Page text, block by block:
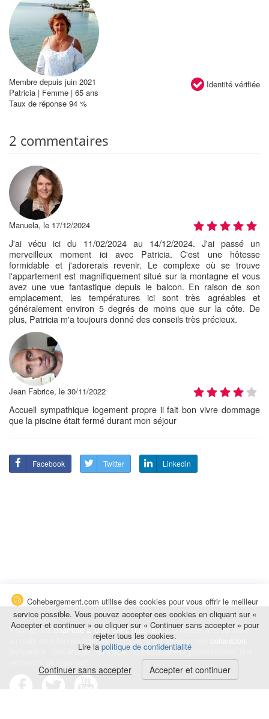
Identité vérifiée
Membre depuis juin 2021
Patricia | Femme | 65 ans
Taux de réponse 94 %
2 commentaires
Manuela, le 17/12/2024
J'ai vécu ici du 11/02/2024 au 14/12/2024. J'ai passé un
merveilleux moment ici avec Patricia. C'est une hôtesse
formidable et j'adorerais revenir. Le complexe où se trouve
l'appartement est magnifiquement situé sur la montagne et vous
avez une vue fantastique depuis le balcon. En raison de son
emplacement, les températures ici sont très agréables et
généralement environ 5 degrés de moins que sur la côte. De
plus, Patricia m'a toujours donné des conseils très précieux.
Jean Fabrice, le 30/11/2022
Accueil sympathique logement propre il fait bon vivre dommage
que la piscine était fermé durant mon séjour
Facebook Twitter Linkedin
Trouvez unechambre à louer chez l'habitantà la nuitée, à la semaine,
au mois ou à l'année pour de courts et longs séjours, une
temporaire : des études, un stage, un déplacement professionnel, une
Cohebergement.com utilise des cookies pour vous offrir le meilleur
service possible. Vous pouvez accepter ces cookies en cliquant sur «
Accepter et continuer » ou cliquer sur « Continuer sans accepter » pour
rejeter tous les cookies.
Lire la politique de confidentialité
Continuer sans accepter Accepter et continuer